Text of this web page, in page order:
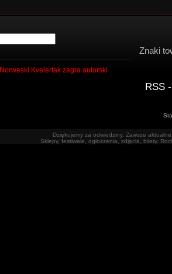
Norweski Kvelertak zagra autorski
Znaki
RSS
Dziękujemy za odwiedziny. Zawsze
Sklepy, festiwale, ogłoszenia, zdjęcia, bilety.